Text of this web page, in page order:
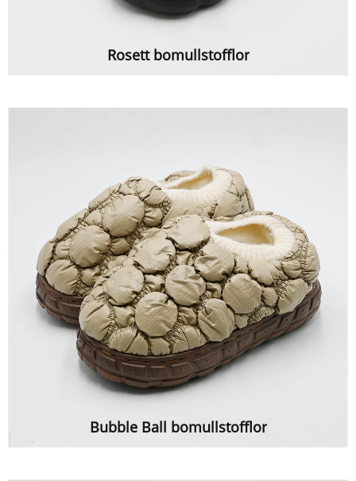
Rosett bomullstofflor
Bubble Ball bomullstofflor